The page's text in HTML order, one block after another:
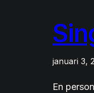
januari 3,
En